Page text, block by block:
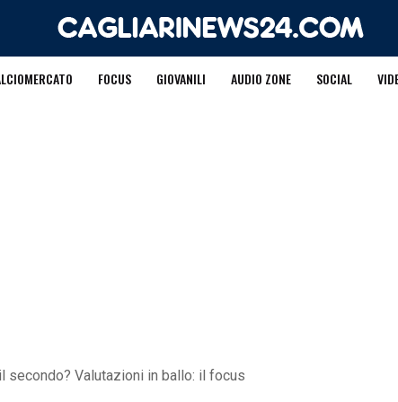
FOCUS GIOVANILI AUDIO ZONE SOCIAL
secondo? Valutazioni in ballo: il focus